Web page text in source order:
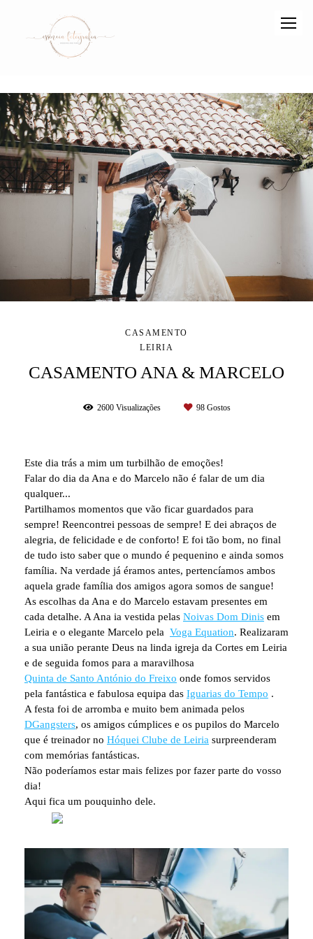
CASAMENTO
LEIRIA
CASAMENTO ANA & MARCELO
2600Visualizações 98Gostos
Este dia trás a mim um turbilhão de emoções!
Falar do dia da Ana e do Marcelo não é falar de um dia
qualquer...
Partilhamos momentos que vão ficar guardados para
sempre! Reencontrei pessoas de sempre! E dei abraços de
alegria, de felicidade e de conforto! E foi tão bom, no final
de tudo isto saber que o mundo é pequenino e ainda somos
família. Na verdade já éramos antes, pertencíamos ambos
aquela grade família dos amigos agora somos de sangue!
As escolhas da Ana e do Marcelo estavam presentes em
cada detalhe. A Ana ia vestida pelas Noivas Dom Dinis em
Leiria e o elegante Marcelo pela Voga Equation. Realizaram
a sua união perante Deus na linda igreja da Cortes em Leiria
e de seguida fomos para a maravilhosa
Quinta de Santo António do Freixo onde fomos servidos
pela fantástica e fabulosa equipa das Iguarias do Tempo .
A festa foi de arromba e muito bem animada pelos
DGangsters, os amigos cúmplices e os pupilos do Marcelo
que é treinador no Hóquei Clube de Leiria surpreenderam
com memórias fantásticas.
Não poderíamos estar mais felizes por fazer parte do vosso
dia!
Aqui fica um pouquinho dele.